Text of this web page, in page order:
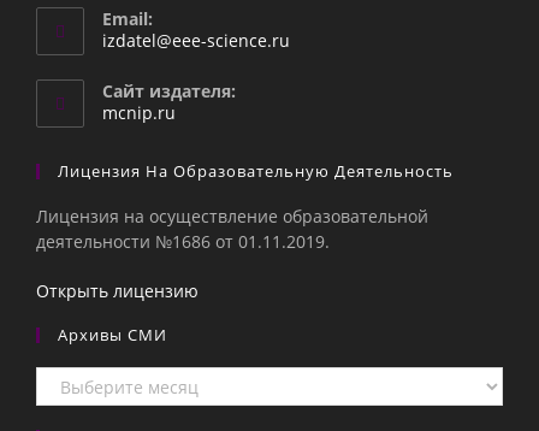
Email:
izdatel@eee-science.ru
Сайт издателя:
mcnip.ru
Лицензия На Образовательную Деятельность
Лицензия на осуществление образовательной
деятельности №1686 от 01.11.2019.
Открыть лицензию
Архивы СМИ
Архивы
СМИ